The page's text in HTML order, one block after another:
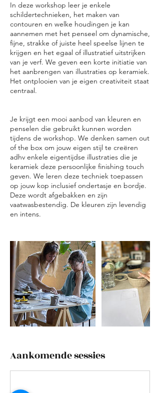
In deze workshop leer je enkele
schildertechnieken, het maken van
contouren en welke houdingen je kan
aannemen met het penseel om dynamische,
fijne, strakke of juiste heel speelse lijnen te
krijgen en het egaal of illustratief uitstrijken
van je verf. We geven een korte initiatie van
het aanbrengen van illustraties op keramiek.
Het ontplooien van je eigen creativiteit staat
centraal.
Je krijgt een mooi aanbod van kleuren en
penselen die gebruikt kunnen worden
tijdens de workshop. We denken samen out
of the box om jouw eigen stijl te creëren
adhv enkele eigentijdse illustraties die je
keramiek deze persoonlijke finishing touch
geven. We leren deze techniek toepassen
op jouw kop inclusief ondertasje en bordje.
Deze wordt afgebakken en zijn
vaatwasbestendig. De kleuren zijn levendig
en intens.
Aankomende sessies